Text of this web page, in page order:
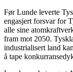
Før Lunde leverte
engasjert forsvar for
alle sine
fram mot 2050.
industrialisert land
å tape